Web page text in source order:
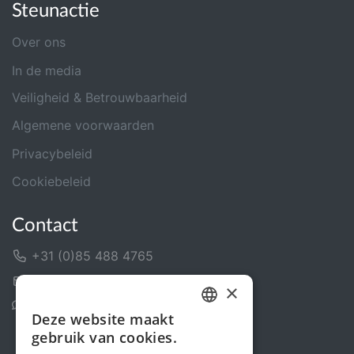
Steunactie
Over ons
In de media
Veiligheid & Betrouwbaarheid
Algemene voorwaarden
Privacybeleid
Cookiebeleid
Contact
+31 (0)85 488 4765
×
Deze website maakt
gebruik van cookies.